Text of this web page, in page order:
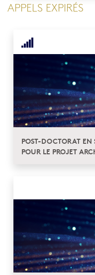
APPELS EXPIRÉS
POST-DOCTORAT EN
POUR LE PROJET